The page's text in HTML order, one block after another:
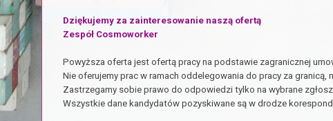
Dziękujemy za zainteresowanie naszą ofertą
Zespół Cosmoworker
Powyższa oferta jest ofertą pracy na podstawie zagranicznej
Nie oferujemy prac w ramach oddelegowania do pracy za
Zastrzegamy sobie prawo do odpowiedzi tylko na wybrane
Wszystkie dane kandydatów pozyskiwane są w drodze